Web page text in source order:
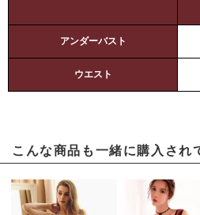
アンダーバスト
ウエスト
こんな商品も一緒に購入され